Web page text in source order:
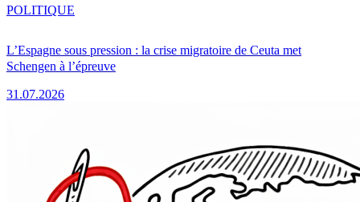
L’Espagne sous pression : la crise migratoire de Ceuta met
Schengen à l’épreuve
31.07.2026
POLITIQUE